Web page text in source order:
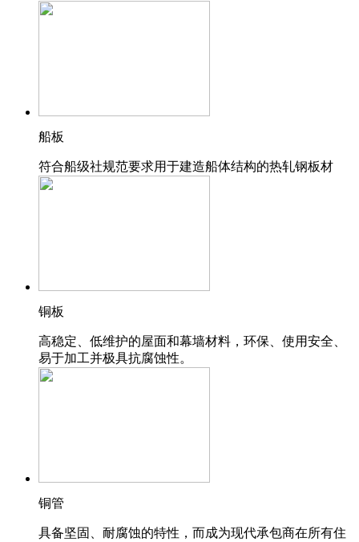
船板
符合船级社规范要求用于建造船体结构的热轧钢板材
铜板
高稳定、低维护的屋面和幕墙材料，环保、使用安全、
易于加工并极具抗腐蚀性。
铜管
具备坚固、耐腐蚀的特性，而成为现代承包商在所有住